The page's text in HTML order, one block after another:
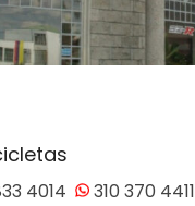
4014 310 370 4411